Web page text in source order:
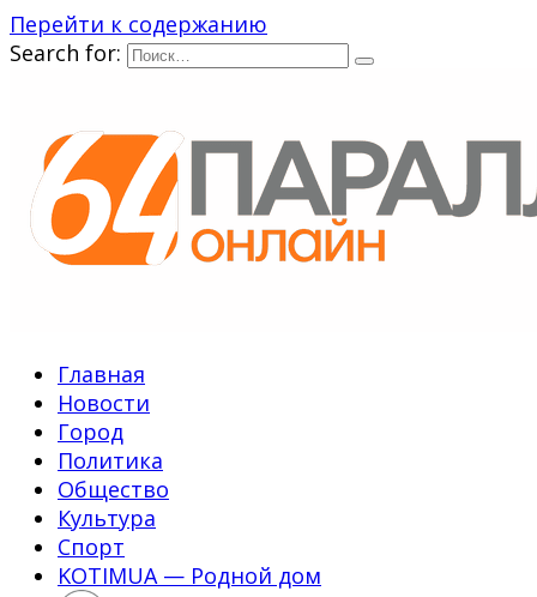
Перейти к содержанию
Search for:
Главная
Новости
Город
Политика
Общество
Культура
Спорт
KOTIMUA — Родной дом